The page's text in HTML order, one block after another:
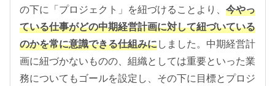
の下に「プロジェクト」を紐づけることより、 今やっ
ている仕事がどの中期経営計画に対して紐づいている
のかを常に意識できる仕組みにしました。中期経営計
画に紐づかないものの、組織としては重要といった業
務についてもゴールを設定し、その下に目標とプロジ